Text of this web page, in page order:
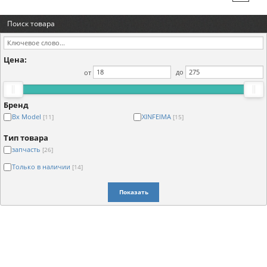
Поиск товара
Цена:
от до
Бренд
Bx Model [11] XINFEIMA [15]
Тип товара
запчасть [26]
Только в наличии [14]
Показать